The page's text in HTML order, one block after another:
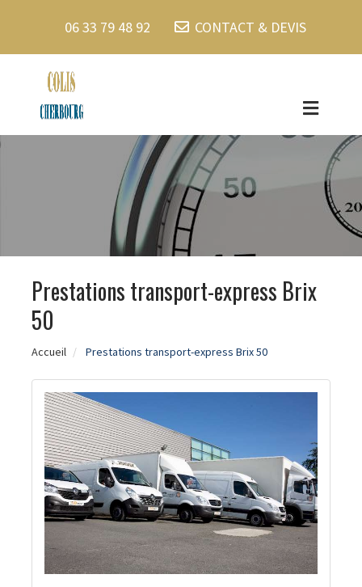
06 33 79 48 92 CONTACT & DEVIS
Prestations transport-express Brix
50
Accueil Prestations transport-express Brix 50